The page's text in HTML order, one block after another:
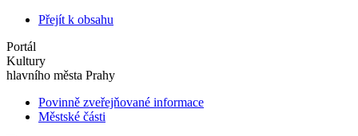
Přejít k obsahu
Portál
Kultury
hlavního města Prahy
Povinně zveřejňované informace
Městské části